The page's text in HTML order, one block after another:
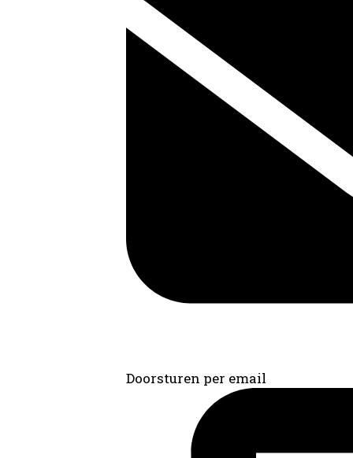
Doorsturen per email